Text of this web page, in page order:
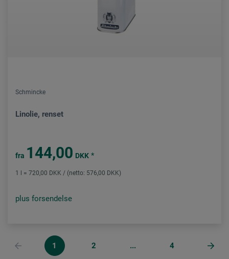
Schmincke
Linolie, renset
fra 144,00 DKK *
1 l = 720,00 DKK / (netto: 576,00 DKK)
plus forsendelse
1 2 ... 4